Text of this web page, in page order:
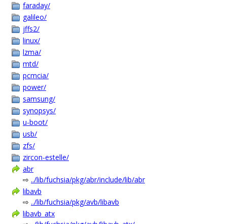
faraday/
galileo/
jffs2/
linux/
lzma/
mtd/
pcmcia/
power/
samsung/
synopsys/
u-boot/
usb/
zfs/
zircon-estelle/
abr
⇨ ../lib/fuchsia/pkg/abr/include/lib/abr
libavb
⇨ ../lib/fuchsia/pkg/avb/libavb
libavb_atx